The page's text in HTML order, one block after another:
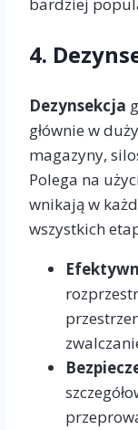
bardziej
4.
Dezynsekcja
głównie w
magazyny,
Polega na
wnikają w
wszystkich